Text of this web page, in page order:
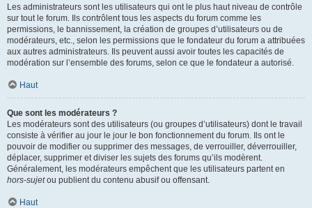
Les administrateurs sont les utilisateurs qui ont le plus haut niveau de contrôle
sur tout le forum. Ils contrôlent tous les aspects du forum comme les
permissions, le bannissement, la création de groupes d’utilisateurs ou de
modérateurs, etc., selon les permissions que le fondateur du forum a attribuées
aux autres administrateurs. Ils peuvent aussi avoir toutes les capacités de
modération sur l’ensemble des forums, selon ce que le fondateur a autorisé.
Haut
Que sont les modérateurs ?
Les modérateurs sont des utilisateurs (ou groupes d’utilisateurs) dont le travail
consiste à vérifier au jour le jour le bon fonctionnement du forum. Ils ont le
pouvoir de modifier ou supprimer des messages, de verrouiller, déverrouiller,
déplacer, supprimer et diviser les sujets des forums qu’ils modèrent.
Généralement, les modérateurs empêchent que les utilisateurs partent en
hors-sujetou publient du contenu abusif ou offensant.
Haut